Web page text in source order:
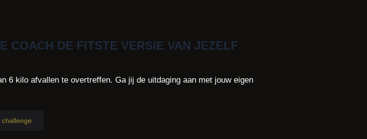
COACH DE FITSTE VERSIE VAN JEZELF
6 kilo afvallen te overtreffen. Ga jij de uitdaging aan met jouw eigen